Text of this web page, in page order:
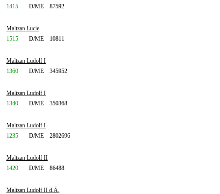
1415
D/ME 87592
Maltzan Lucie
1515
D/ME 10811
Maltzan Ludolf I
1360
D/ME 345952
Maltzan Ludolf I
1340
D/ME 350368
Maltzan Ludolf I
1235
D/ME 2802696
Maltzan Ludolf II
1420
D/ME 86488
Maltzan Ludolf II d.Ä.